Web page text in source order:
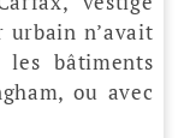
urbain n’avait
bâtiments
ou avec